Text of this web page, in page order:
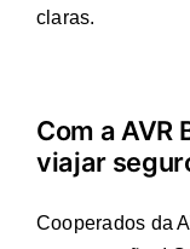
claras.
Com a AVR
viajar
Cooperados da